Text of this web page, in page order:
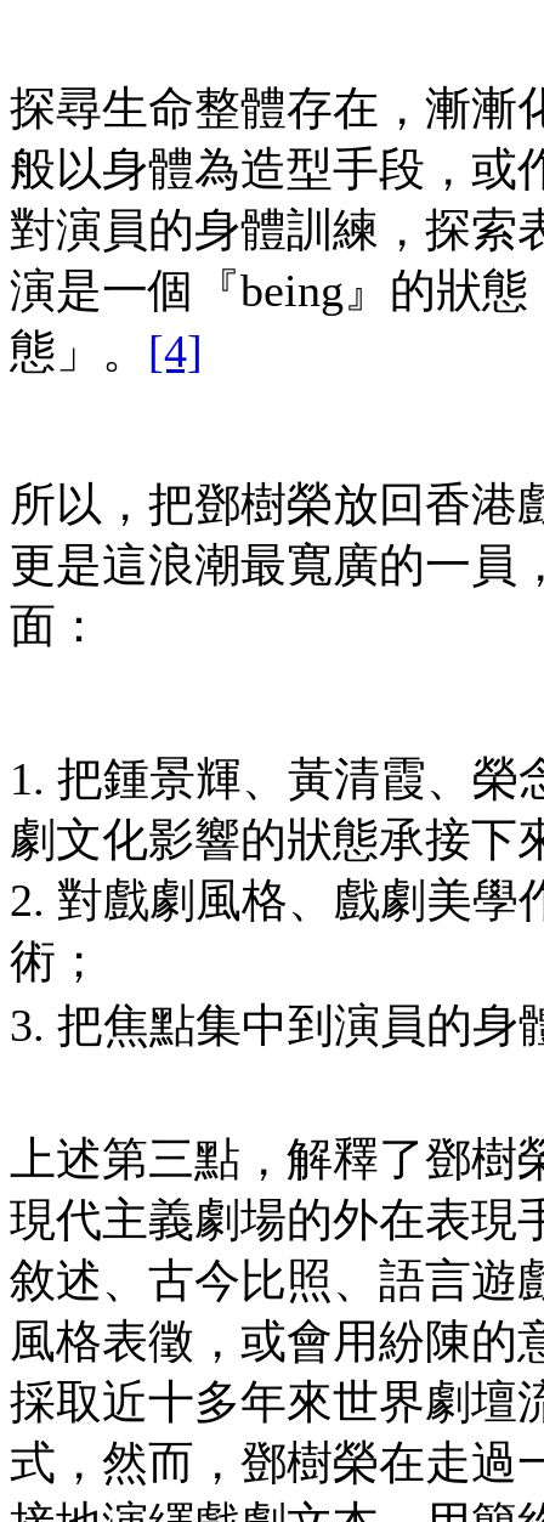
探尋生命整體存在，漸漸
般以身體為造型手段，或
對演員的身體訓練，探索
演是一個『being』的狀
態」。 [4]
所以，把鄧樹榮放回香港
更是這浪潮最寬廣的一員
面：
1. 把鍾景輝、黃清霞、
劇文化影響的狀態承接下
2. 對戲劇風格、戲劇美學
術；
3. 把焦點集中到演員的
上述第三點，解釋了鄧
現代主義劇場的外在表現
敘述、古今比照、語言遊
風格表徵，或會用紛陳的
採取近十多年來世界劇壇
式，然而，鄧樹榮在走過